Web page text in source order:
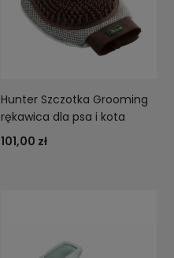
Hunter Szczotka Grooming
rękawica dla psa i kota
101,00 zł